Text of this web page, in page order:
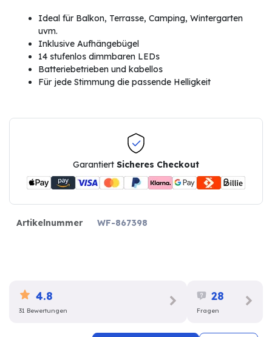
Ideal für Balkon, Terrasse, Camping, Wintergarten
uvm.
Inklusive Aufhängebügel
14 stufenlos dimmbaren LEDs
Batteriebetrieben und kabellos
Für jede Stimmung die passende Helligkeit
Garantiert Sicheres Checkout
Artikelnummer WF-867398
4.8
31 Bewertungen
28
Fragen